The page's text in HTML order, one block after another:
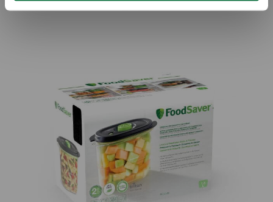
znaleźć tutaj